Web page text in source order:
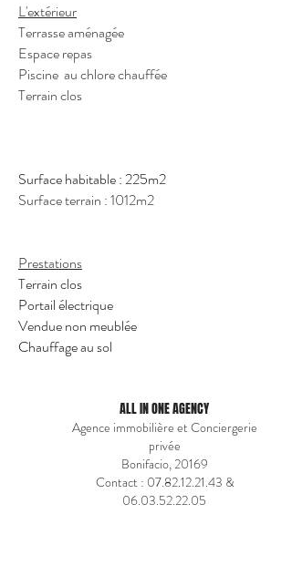
L'extérieur
Terrasse aménagée
Espace repas
Piscine au chlore chauffée
Terrain clos
Surface habitable : 225m2
Surface terrain : 1012m2
Prestations
Terrain clos
Portail électrique
Vendue non meublée
Chauffage au sol
ALL IN ONE AGENCY
Agence immobilière et Conciergerie
privée
Bonifacio, 20169
Contact : 07.82.12.21.43 &
06.03.52.22.05